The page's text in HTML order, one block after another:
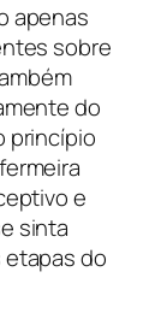
apenas
sobre
do
princípio
e
sinta
do